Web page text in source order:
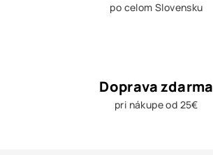
po celom Slovensku
Doprava zdarma
pri nákupe od 25€